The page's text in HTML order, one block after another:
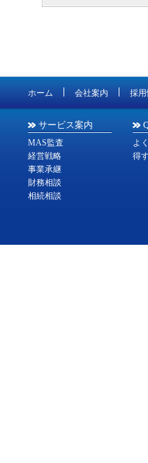
ホーム 会社案内 採用
サービス案内
MAS監査
経営戦略
事業承継
財務相談
相続相談
よ
得